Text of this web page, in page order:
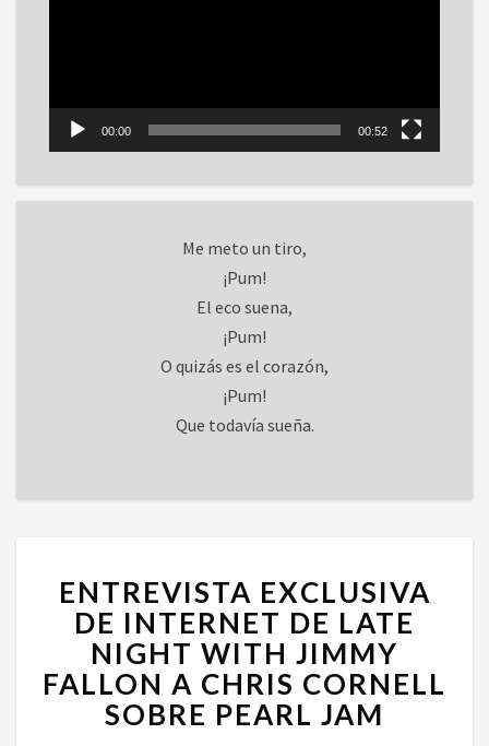
00:00 00:52
Me meto un tiro,
¡Pum!
El eco suena,
¡Pum!
O quizás es el corazón,
¡Pum!
Que todavía sueña.
EXCLUSIVA
DE
INTERNET
DE
LATE
NIGHT
ENTREVISTA EXCLUSIVA
DE INTERNET DE LATE
NIGHT WITH JIMMY
FALLON A CHRIS CORNELL
SOBRE PEARL JAM